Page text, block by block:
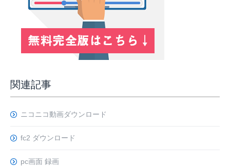
関連記事
ニコニコ動画ダウンロード
fc2 ダウンロード
pc画面 録画